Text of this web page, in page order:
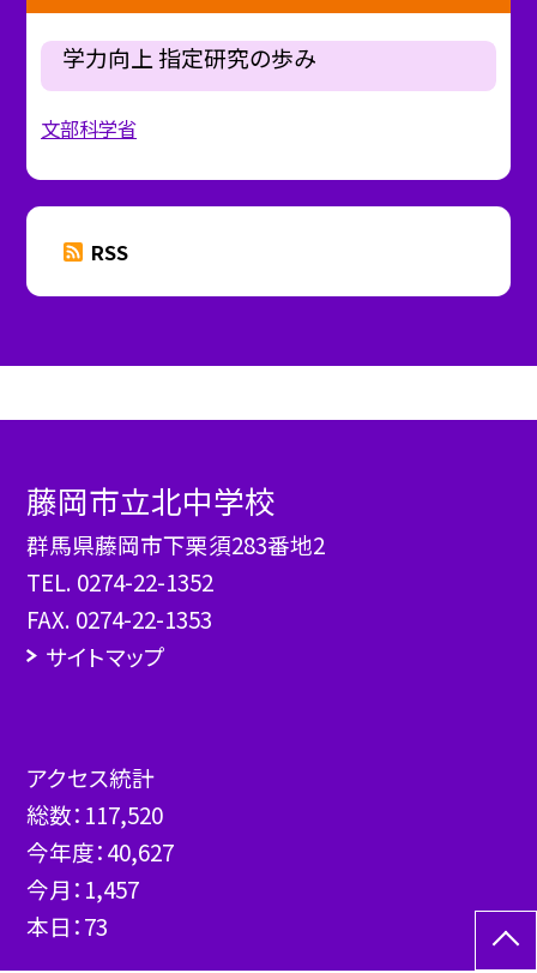
学力向上 指定研究の歩み
文部科学省
RSS
藤岡市立北中学校
群馬県藤岡市下栗須283番地2
TEL. 0274-22-1352
FAX. 0274-22-1353
サイトマップ
アクセス統計
総数： 117,520
今年度：40,627
今月： 1,457
本日：73